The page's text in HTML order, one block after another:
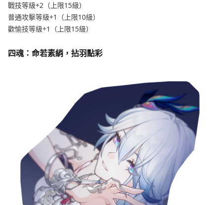
戰技等級+2（上限15級）
普通攻擊等級+1（上限10級）
歡愉技等級+1（上限15級）
四魂：命若素綃，拈羽點彩